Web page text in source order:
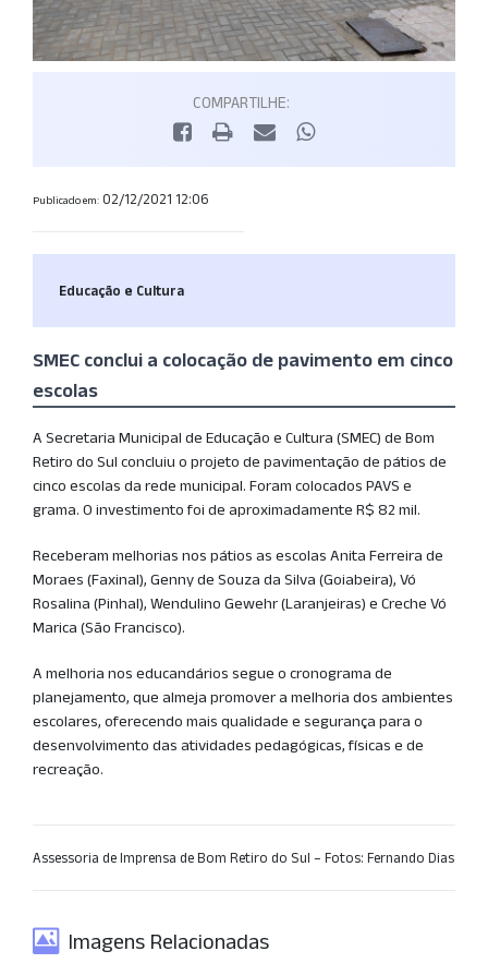
COMPARTILHE:
Publicado em: 02/12/2021 12:06
Educação e Cultura
SMEC conclui a colocação de pavimento em cinco
escolas
A Secretaria Municipal de Educação e Cultura (SMEC) de Bom
Retiro do Sul concluiu o projeto de pavimentação de pátios de
cinco escolas da rede municipal. Foram colocados PAVS e
grama. O investimento foi de aproximadamente R$ 82 mil.
Receberam melhorias nos pátios as escolas Anita Ferreira de
Moraes (Faxinal), Genny de Souza da Silva (Goiabeira), Vó
Rosalina (Pinhal), Wendulino Gewehr (Laranjeiras) e Creche Vó
Marica (São Francisco).
A melhoria nos educandários segue o cronograma de
planejamento, que almeja promover a melhoria dos ambientes
escolares, oferecendo mais qualidade e segurança para o
desenvolvimento das atividades pedagógicas, físicas e de
recreação.
Assessoria de Imprensa de Bom Retiro do Sul – Fotos: Fernando Dias
Imagens Relacionadas